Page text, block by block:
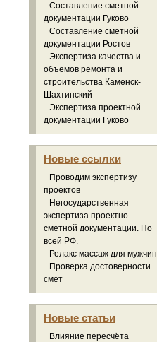
Составление сметной
документации Гуково
Составление сметной
документации Ростов
Экспертиза качества и
объемов ремонта и
строительства Каменск-
Шахтинский
Экспертиза проектной
документации Гуково
Новые ссылки
Проводим экспертизу
проектов
Негосударственная
экспертиза проектно-
сметной документации. По
всей РФ.
Релакс массаж для мужчин
Проверка достоверности
смет
Новые статьи
Влияние пересчёта